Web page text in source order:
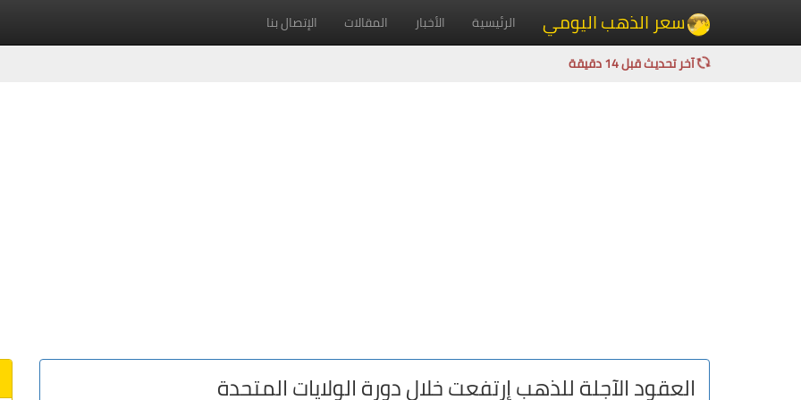
سعر الذهب اليومي الرئيسية الأخبار المقالات الإتصال بنا
آخر تحديث قبل 14 دقيقة
العقود الآجلة للذهب إرتفعت خلال دورة الولايات المتحدة